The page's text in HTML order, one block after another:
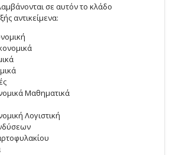
σε αυτόν το κλάδο
αντικείμενα:
Μαθηματικά
Λογιστική